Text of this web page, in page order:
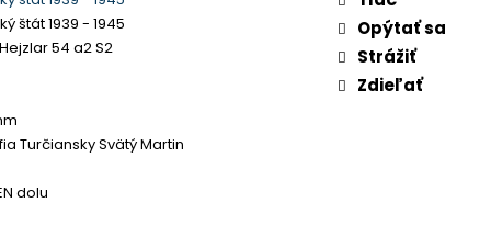
štát 1939 - 1945
54 a2 S2
Turčiansky Svätý Martin
dolu
Opýtať sa
Strážiť
Zdieľať